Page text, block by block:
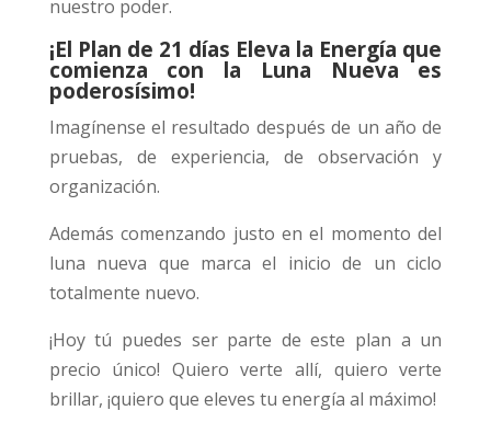
nuestro poder.
¡El Plan de 21 días Eleva la Energía que
comienza con la Luna Nueva es
poderosísimo!
Imagínense el resultado después de un año de
pruebas, de experiencia, de observación y
organización.
Además comenzando justo en el momento del
luna nueva que marca el inicio de un ciclo
totalmente nuevo.
¡Hoy tú puedes ser parte de este plan a un
precio único! Quiero verte allí, quiero verte
brillar, ¡quiero que eleves tu energía al máximo!